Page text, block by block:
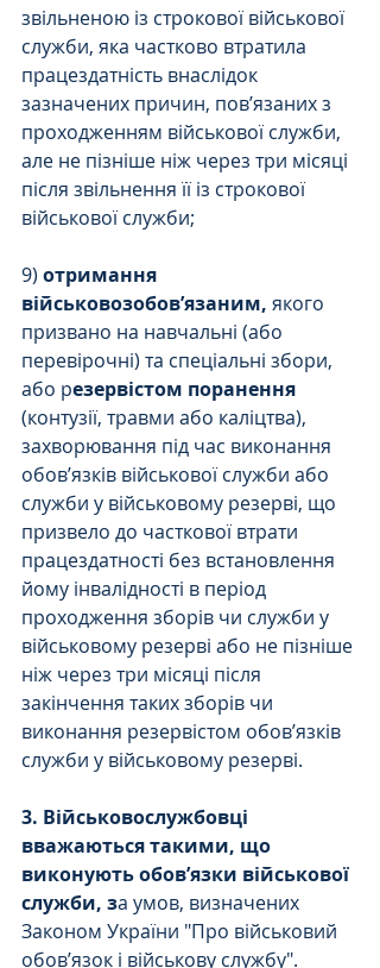
звільненою із строкової військової
служби, яка частково втратила
працездатність внаслідок
зазначених причин, пов’язаних з
проходженням військової служби,
але не пізніше ніж через три місяці
після звільнення її із строкової
військової служби;
9) отримання
військовозобов’язаним, якого
призвано на навчальні (або
перевірочні) та спеціальні збори,
або резервістом поранення
(контузії, травми або каліцтва),
захворювання під час виконання
обов’язків військової служби або
служби у військовому резерві, що
призвело до часткової втрати
працездатності без встановлення
йому інвалідності в період
проходження зборів чи служби у
військовому резерві або не пізніше
ніж через три місяці після
закінчення таких зборів чи
виконання резервістом обов’язків
служби у військовому резерві.
3. Військовослужбовці
вважаються такими, що
виконують обов’язки військової
служби, за умов, визначених
Законом України "Про військовий
обов’язок і військову службу".